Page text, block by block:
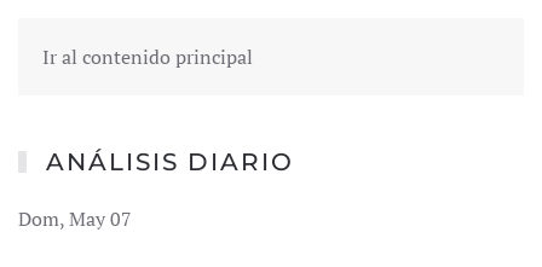
Ir al contenido principal
ANÁLISIS DIARIO
Dom, May 07